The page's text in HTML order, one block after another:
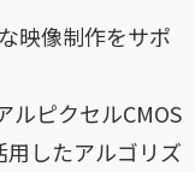
映像制作をサポ
ルピクセルCMOS
用したアルゴリズ